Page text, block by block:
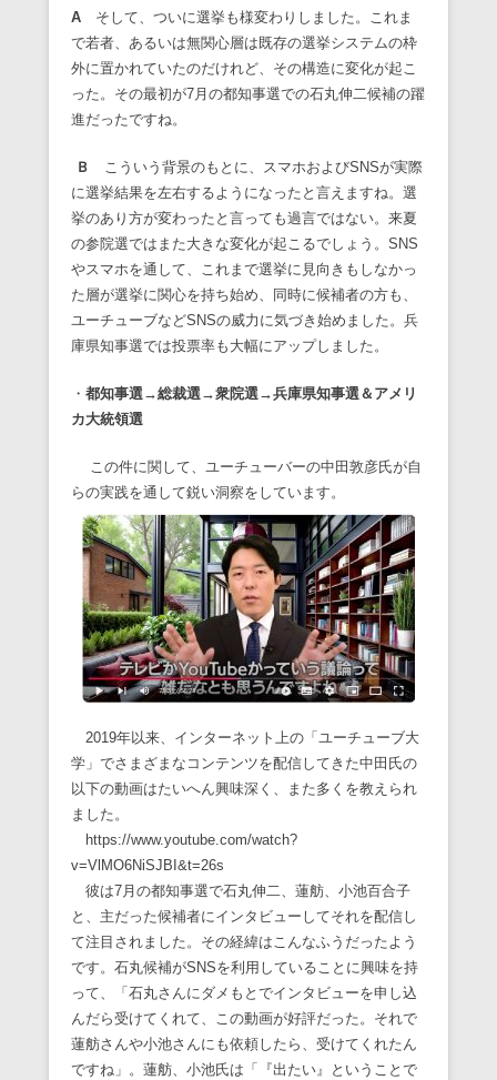
A そして、ついに選挙も様変わりしました。これま
で若者、あるいは無関心層は既存の選挙システムの枠
外に置かれていたのだけれど、その構造に変化が起こ
った。その最初が7月の都知事選での石丸伸二候補の躍
進だったですね。
Ｂ こういう背景のもとに、スマホおよびSNSが実際
に選挙結果を左右するようになったと言えますね。選
挙のあり方が変わったと言っても過言ではない。来夏
の参院選ではまた大きな変化が起こるでしょう。SNS
やスマホを通して、これまで選挙に見向きもしなかっ
た層が選挙に関心を持ち始め、同時に候補者の方も、
ユーチューブなどSNSの威力に気づき始めました。兵
庫県知事選では投票率も大幅にアップしました。
・ 都知事選→総裁選→衆院選→兵庫県知事選＆アメリ
カ大統領選
この件に関して、ユーチューバーの中田敦彦氏が自
らの実践を通して鋭い洞察をしています。
2019年以来、インターネット上の「ユーチューブ大
学」でさまざまなコンテンツを配信してきた中田氏の
以下の動画はたいへん興味深く、また多くを教えられ
ました。
https://www.youtube.com/watch?
v=VlMO6NiSJBI&t=26s
彼は7月の都知事選で石丸伸二、蓮舫、小池百合子
と、主だった候補者にインタビューしてそれを配信し
て注目されました。その経緯はこんなふうだったよう
です。石丸候補がSNSを利用していることに興味を持
って、「石丸さんにダメもとでインタビューを申し込
んだら受けてくれて、この動画が好評だった。それで
蓮舫さんや小池さんにも依頼したら、受けてくれたん
ですね」。蓮舫、小池氏は「『出たい』ということで